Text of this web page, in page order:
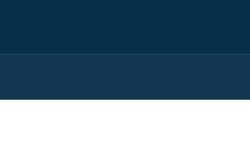
hPa